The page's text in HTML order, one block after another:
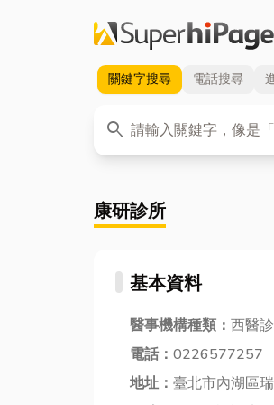
關鍵字搜尋 電話搜尋
search
關鍵字
康研診所
基本資料
醫事機構種類： 西醫
電話： 0226577257
地址： 臺北市內湖區